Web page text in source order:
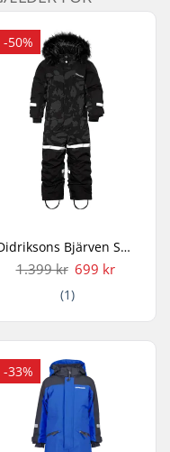
-50%
Didriksons Bjärven Special Edition Børn Flyverdragt
1.399 kr 699 kr
(1)
-33%